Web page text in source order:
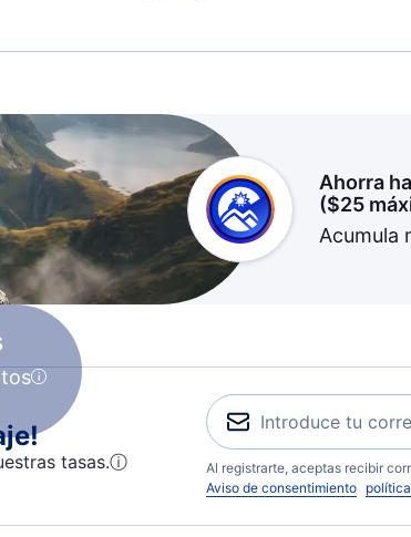
Ahorra
($25
Acumula
tasas.ⓘ
Al registrarte, aceptas recibir
Aviso de consentimiento